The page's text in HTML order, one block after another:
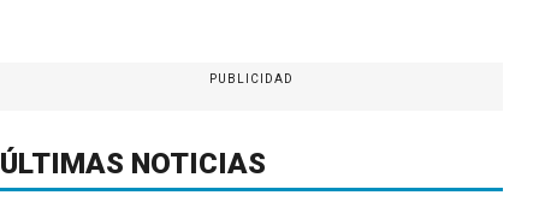
PUBLICIDAD
ÚLTIMAS NOTICIAS